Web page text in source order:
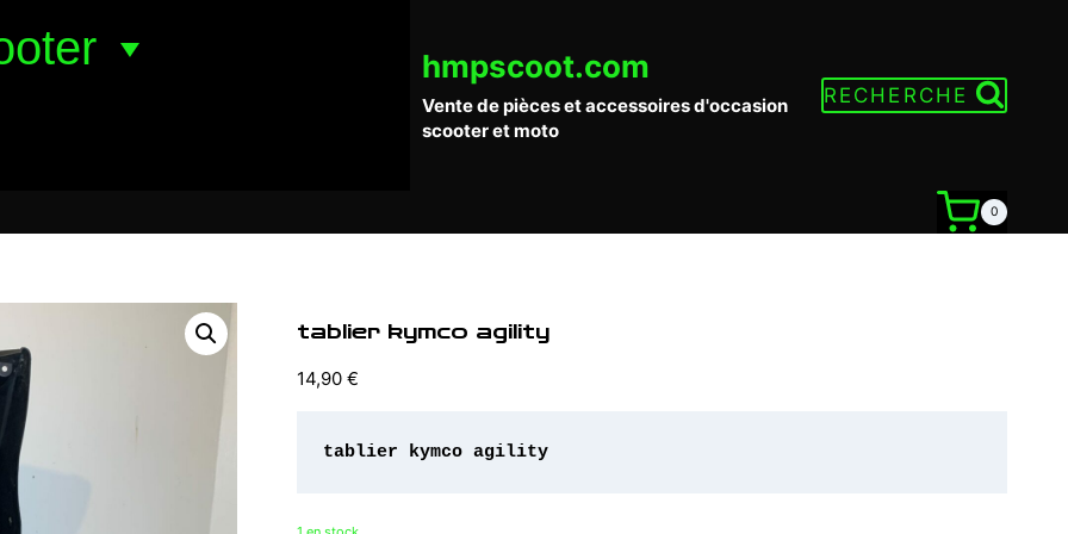
hmpscoot.com
Vente de pièces et accessoires d'occasion
scooter et moto
RECHERCHE
0
tablier kymco agility
14,90 €
tablier kymco agility